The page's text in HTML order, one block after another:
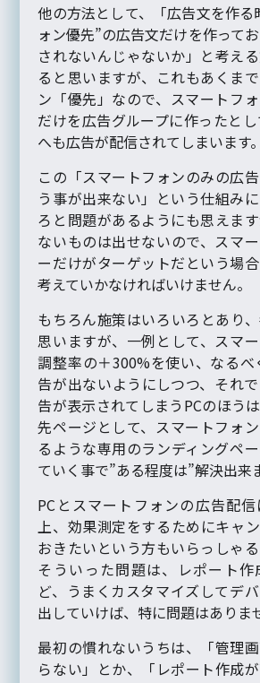
他の方法として、「広告文を作る
ォン優先”の広告文だけを作って
されないんじゃないか」と考え
ると思いますが、これもあくま
ン「優先」なので、スマートフ
だけを広告グループに作ったとし
へも広告が配信されてしまいます。
この「スマートフォンのみの広
う事が出来ない」という仕組み
ろと問題があるようにも思えま
ないものは出せないので、スマ
ーだけがターゲットだという場
考えていかなければいけません。
もちろん施策はいろいろとあり
思いますが、一例として、スマ
調整率の＋300%を使い、なるべ
告が出ないようにしつつ、それ
告が表示されてしまうPCのほう
先ページとして、スマートフォ
るような専用のランディングペ
ていく事で”ある程度は”解決出来
PCとスマートフォンの広告配
上、効果測定をするためにキャ
おきたいという方もいらっしゃる
そういった問題は、レポート
ど、うまくカスタマイズしてデ
出していけば、特に問題はありま
最初の慣れないうちは、「管理
らない」とか、「レポート作成